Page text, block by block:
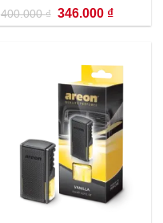
400.000₫ Giá
gốc
là:
346.000 ₫Giá
hiện
tại